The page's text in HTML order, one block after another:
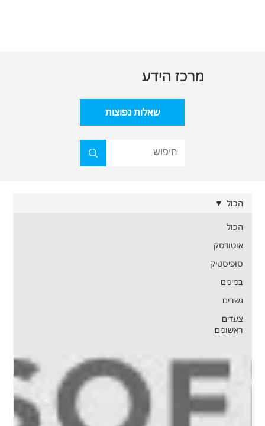
מרכז הידע
שאלות נפוצות
הכול
אוטודסק
סופיסטיק
בניינים
גשרים
צעדים
ראשונים
הכול